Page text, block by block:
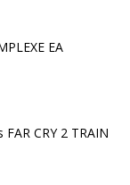
EA
CRY 2 TRAIN